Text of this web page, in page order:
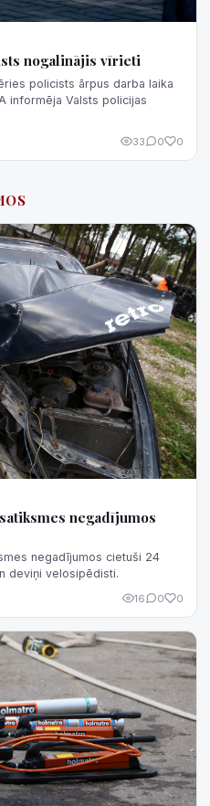
nogalinājis vīrieti
policists ārpus darba laika
informēja Valsts policijas
33 0 0
negadījumos
negadījumos cietuši 24
deviņi velosipēdisti.
16 0 0